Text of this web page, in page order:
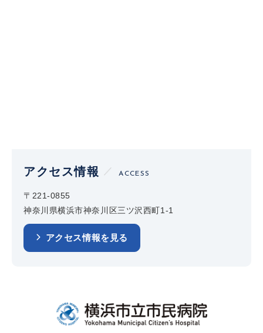
アクセス情報 ACCESS
〒221-0855
神奈川県横浜市神奈川区三ツ沢西町1-1
アクセス情報を見る